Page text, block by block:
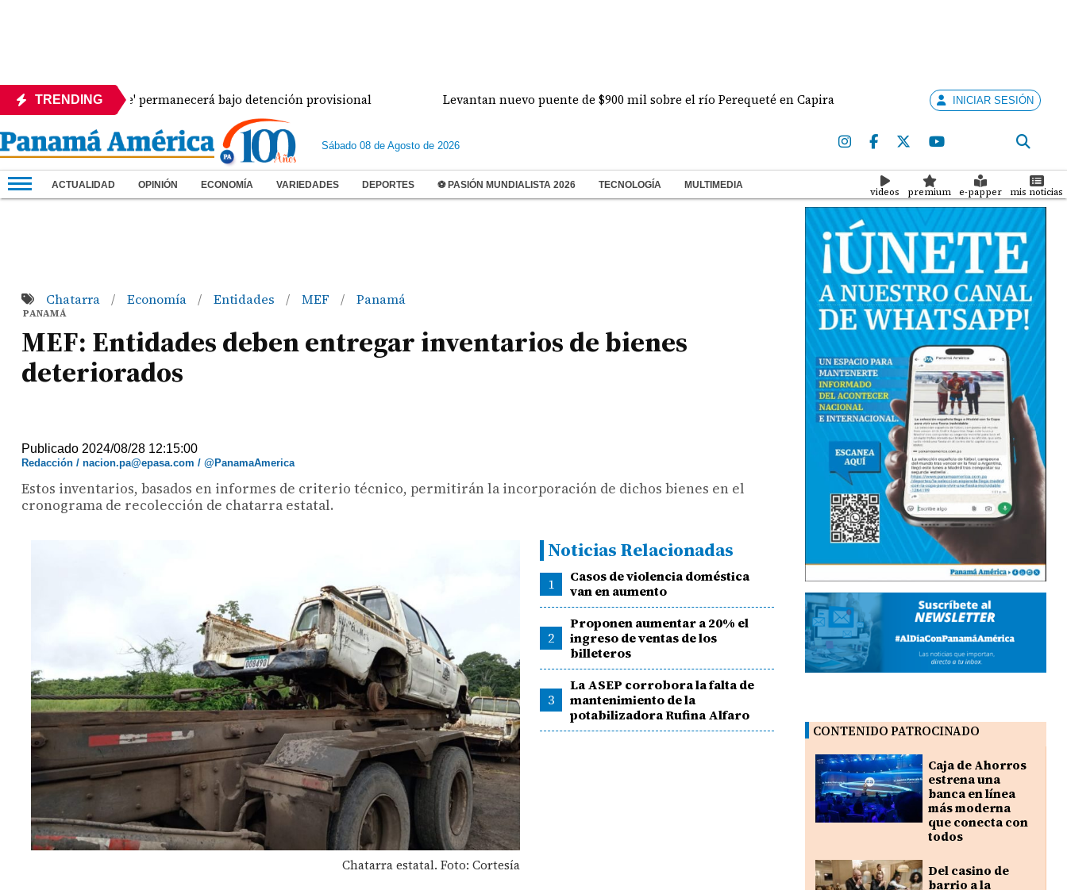
TRENDING
Moscote' permanecerá bajo detención provisional Levantan nuevo puente de $900 mil sobre el río Perequeté en Capira Nuevo Gobierno de Colombia
INICIAR SESIÓN
Sábado 08 de Agosto de 2026
ACTUALIDAD OPINIÓN ECONOMÍA VARIEDADES DEPORTES ⚽ PASIÓN MUNDIALISTA 2026 TECNOLOGÍA MULTIMEDIA
videos premium e-papper mis noticias
Chatarra / Economía / Entidades / MEF / Panamá
PANAMÁ
MEF: Entidades deben entregar inventarios de bienes
deteriorados
Publicado 2024/08/28 12:15:00
Redacción / nacion.pa@epasa.com / @PanamaAmerica
Estos inventarios, basados en informes de criterio técnico, permitirán la incorporación de dichos bienes en el
cronograma de recolección de chatarra estatal.
Chatarra estatal. Foto: Cortesía
Noticias Relacionadas
1
Casos de violencia doméstica
van en aumento
2
Proponen aumentar a 20% el
ingreso de ventas de los
billeteros
3
La ASEP corrobora la falta de
mantenimiento de la
potabilizadora Rufina Alfaro
CONTENIDO PATROCINADO
Caja de Ahorros
estrena una
banca en línea
más moderna
que conecta con
todos
Del casino de
barrio a la